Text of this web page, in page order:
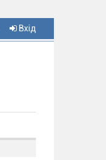
Вхід